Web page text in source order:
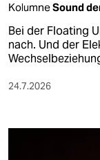
KolumneSound
Bei der Floating
nach. Und der
24.7.2026